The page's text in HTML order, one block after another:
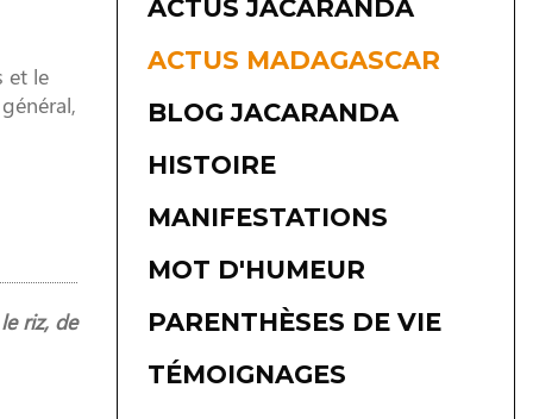
et le
riz, de
ACTUS JACARANDA
ACTUS MADAGASCAR
BLOG JACARANDA
HISTOIRE
MANIFESTATIONS
MOT D'HUMEUR
PARENTHÈSES DE VIE
TÉMOIGNAGES